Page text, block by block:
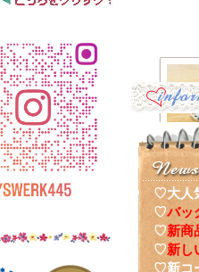
ナーポ
♡大人
♡バッ
♡新商
♡新し
♡新コ